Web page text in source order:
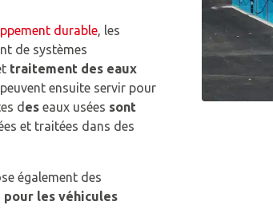
durable, les
de systèmes
traitement des eaux
ensuite servir pour
d es eaux usées sont
et traitées dans des
également des
les véhicules